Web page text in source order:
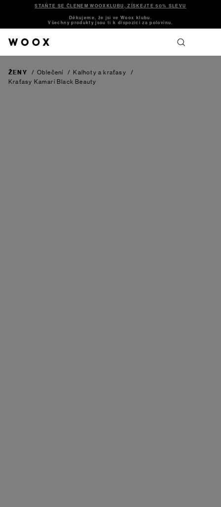
STAŇTE SE ČLENEM WOOXKLUBU, ZÍSKEJTE 50% SLEVU
Děkujeme, že jsi ve Woox klubu.
Všechny produkty jsou ti k dispozici za polovinu.
ŽENY / Oblečení / Kalhoty a kraťasy
/
Kraťasy Kamari Black Beauty